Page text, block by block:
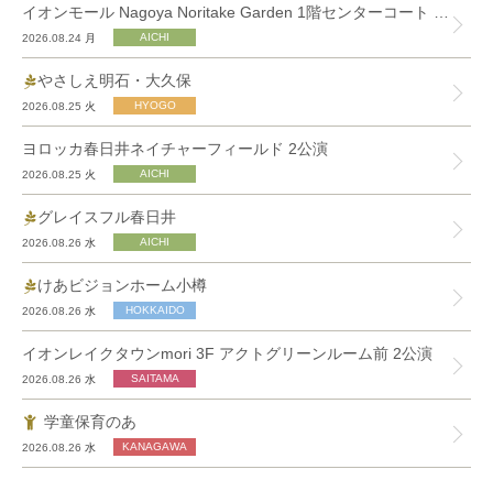
2026.08.24 月
やさしえ明石・大久保
2026.08.25 火
ヨロッカ春日井ネイチャーフィールド 2公演
2026.08.25 火
グレイスフル春日井
2026.08.26 水
けあビジョンホーム小樽
2026.08.26 水
イオンレイクタウンmori 3F アクトグリーンルーム前 2公演
2026.08.26 水
学童保育のあ
2026.08.26 水